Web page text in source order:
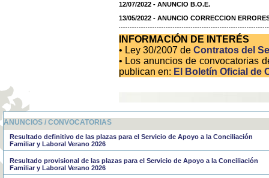
12/07/2022 - ANUNCIO B.O.E.
13/05/2022 - ANUNCIO CORRECCION
INFORMACIÓN DE INTERÉS
• Ley 30/2007 deContratos del
• Los anuncios de convocatorias
publican en: El Boletín Oficial de
ANUNCIOS / CONVOCATORIAS
Resultado definitivo de las plazas para el Servicio de Apoyo a la Conciliación
Familiar y Laboral Verano 2026
Resultado provisional de las plazas para el Servicio de Apoyo a la Conciliación
Familiar y Laboral Verano 2026